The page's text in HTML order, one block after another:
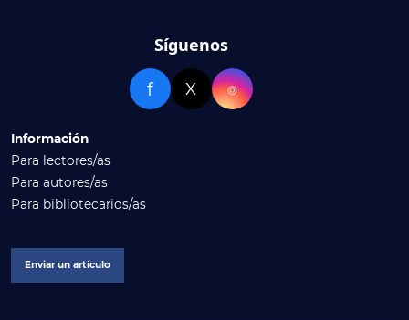
Síguenos
f X ⌾
Información
Para lectores/as
Para autores/as
Para bibliotecarios/as
Enviar un artículo